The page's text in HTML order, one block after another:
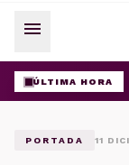
menu
ÚLTIMA HORA
PORTADA 11